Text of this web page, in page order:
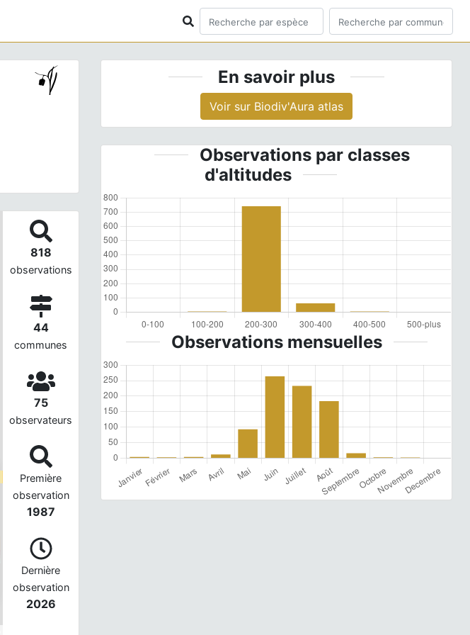
818
observations
44
communes
75
observateurs
Première
observation
1987
Dernière
observation
2026
En savoir plus
Voir sur Biodiv'Aura atlas
Observations par classes
d'altitudes
Observations mensuelles